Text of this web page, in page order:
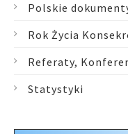
Polskie
Rok Życia
Referaty,
Statystyki